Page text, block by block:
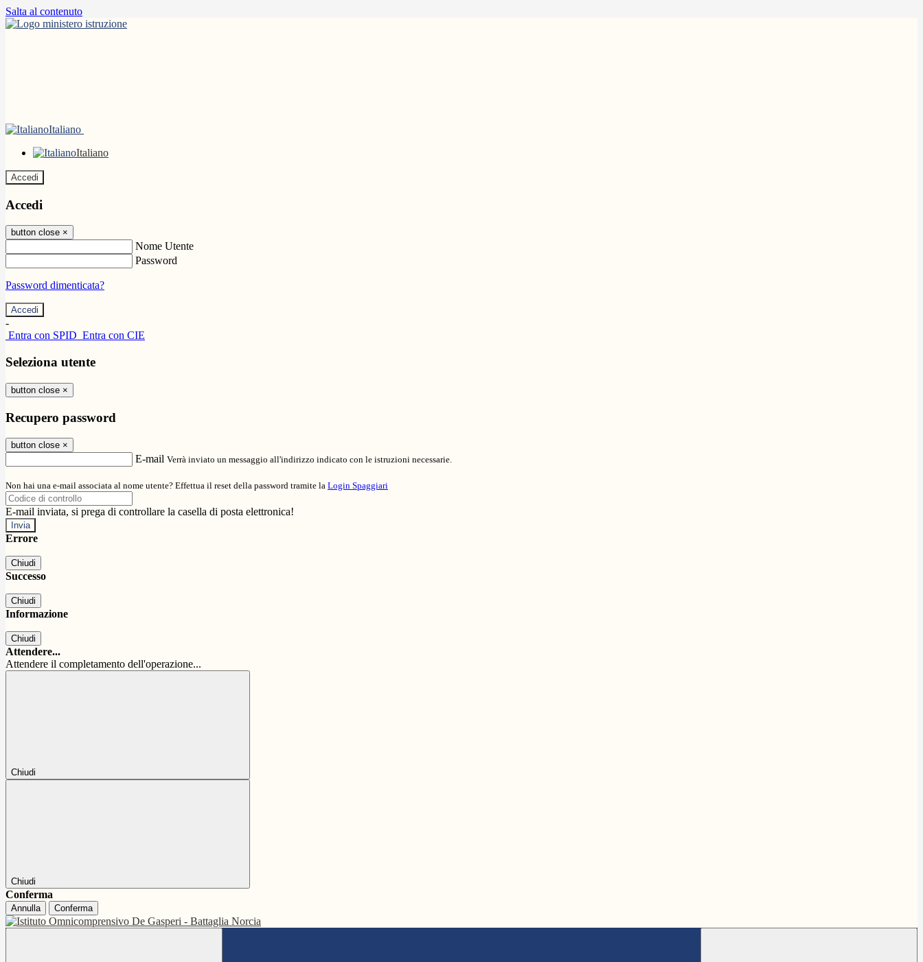
Salta al contenuto
Italiano
Italiano
Accedi
Accedi
button close ×
Nome Utente
Password
Password dimenticata?
-
Entra con SPID Entra con CIE
Seleziona utente
button close ×
Recupero password
button close ×
E-mail Verrà inviato un messaggio all'indirizzo indicato con le istruzioni necessarie.
Non hai una e-mail associata al nome utente? Effettua il reset della password tramite la Login Spaggiari
E-mail inviata, si prega di controllare la casella di posta elettronica!
Errore
Chiudi
Successo
Chiudi
Informazione
Chiudi
Attendere...
Attendere il completamento dell'operazione...
Chiudi
Chiudi
Conferma
Annulla Conferma